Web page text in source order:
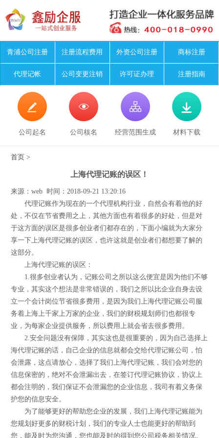
青浦公司注册 注册流程费用 外资公司注册 商标注册
代理记帐 公司变更注销 许可证办理 注册指南

公司起名

公司核名

经营范围生成

材料下载
首页 >
上海代理记账的误区！
来源：web 时间：2018-09-21 13:20:16
代理记账作为现在的一个代理机构行业，自然会有着他的好
处，不仅在节省费用之上，其他方面也有着很多的好处，但是对
于这方面的误区是很多创业者们都存在的，下面小编就为大家分
享一下上海代理记账的误区，也许这就是创业者们都想要了解的
这部分。
上海代理记账的误区：
1.很多创业者认为，记账公司之所以这么便宜是因为他们不够
专业，其实这个想法是非常错误的，我们之所以比企业自身去设
立一个会计岗位节省很多费用，是因为我们上海代理记账公司服
务着上海上千家上万家的企业，我们的财税规划师们也都很专
业，为每家企业提供服务，所以费用上就会省去很多费用。
2.安全问题没有保障，其实这也是很重要的，因为自己选择上
海代理记账的话，自己企业的信息就都会交给代理记账公司，怕
会泄露，这点请放心，选择了我们上海代理记账，我们会对您的
信息保密的，绝对不会泄漏出去，在签订代理记账协议，协议上
都会注明的，我们保证不会泄漏您的企业信息，我司有着义务保
护您的信息安全。
为了能够更好的帮助您企业的发展，我们上海代理记账能为
您规划好更多的财税计划，我们的专业人士也能更好的帮助到
您，能及时为您沟通，您也能及时的得到您公司税务相关情况。